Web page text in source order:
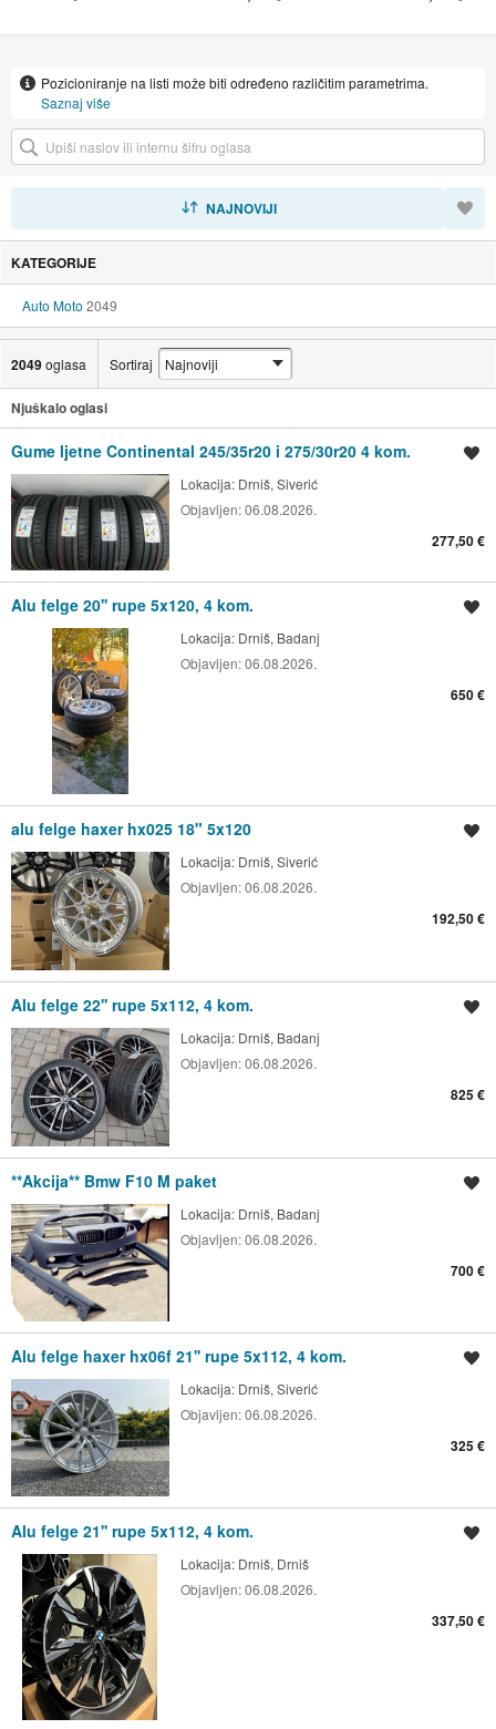
Pozicioniranje na listi može biti određeno različitim parametrima.
Saznaj više
NAJNOVIJI
KATEGORIJE
Auto Moto 2049
2049oglasa Sortiraj
Njuškalo oglasi
Gume ljetne Continental 245/35r20 i 275/30r20 4 kom.
Lokacija: Drniš, Siverić
Objavljen:06.08.2026.
277,50 €
Alu felge 20'' rupe 5x120, 4 kom.
Lokacija: Drniš, Badanj
Objavljen:06.08.2026.
650 €
alu felge haxer hx025 18" 5x120
Lokacija: Drniš, Siverić
Objavljen:06.08.2026.
192,50 €
Alu felge 22'' rupe 5x112, 4 kom.
Lokacija: Drniš, Badanj
Objavljen:06.08.2026.
825 €
**Akcija** Bmw F10 M paket
Lokacija: Drniš, Badanj
Objavljen:06.08.2026.
700 €
Alu felge haxer hx06f 21'' rupe 5x112, 4 kom.
Lokacija: Drniš, Siverić
Objavljen:06.08.2026.
325 €
Alu felge 21'' rupe 5x112, 4 kom.
Lokacija: Drniš, Drniš
Objavljen:06.08.2026.
337,50 €